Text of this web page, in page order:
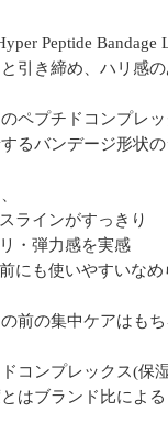
Peptide
引き締め、ハリ感
ペプチドコンプレッ
るバンデージ形状
ラインがすっきり
・弾力感を実感
にも使いやすいなめ
前の集中ケアはも
コンプレックス(保
はブランド比による